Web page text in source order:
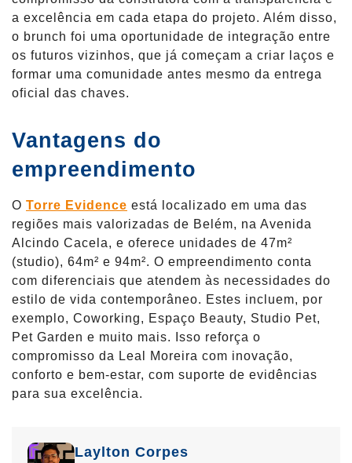
a excelência em cada etapa do projeto. Além disso,
o brunch foi uma oportunidade de integração entre
os futuros vizinhos, que já começam a criar laços e
formar uma comunidade antes mesmo da entrega
oficial das chaves.
Vantagens do
empreendimento
O Torre Evidence está localizado em uma das
regiões mais valorizadas de Belém, na Avenida
Alcindo Cacela, e oferece unidades de 47m²
(studio), 64m² e 94m². O empreendimento conta
com diferenciais que atendem às necessidades do
estilo de vida contemporâneo. Estes incluem, por
exemplo, Coworking, Espaço Beauty, Studio Pet,
Pet Garden e muito mais. Isso reforça o
compromisso da Leal Moreira com inovação,
conforto e bem-estar, com suporte de evidências
para sua excelência.
Laylton Corpes